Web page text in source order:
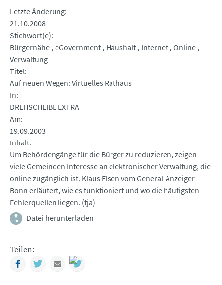
Letzte Änderung
21.10.2008
Stichwort(e)
Bürgernähe eGovernment Haushalt Internet Online
Verwaltung
Titel
Auf neuen Wegen: Virtuelles Rathaus
In
DREHSCHEIBE EXTRA
Am
19.09.2003
Inhalt
Um Behördengänge für die Bürger zu reduzieren, zeigen
viele Gemeinden Interesse an elektronischer Verwaltung, die
online zugänglich ist. Klaus Elsen vom General-Anzeiger
Bonn erläutert, wie es funktioniert und wo die häufigsten
Fehlerquellen liegen. (tja)
Datei herunterladen
Teilen:
FacebookTwitterMail